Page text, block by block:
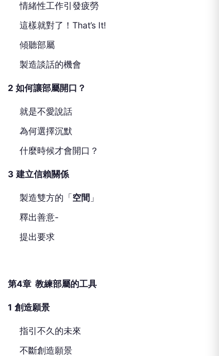
情緒性工作引發疲勞
這樣就對了！ That’s It!
傾聽部屬
製造談話的機會
2 如何讓部屬開口？
就是不愛說話
為何選擇沉默
什麼時候才會開口？
3 建立信賴關係
製造雙方的「 空間 」
釋出善意-
提出要求
第4章 教練部屬的工具
1 創造願景
指引不久的未來
不斷創造願景